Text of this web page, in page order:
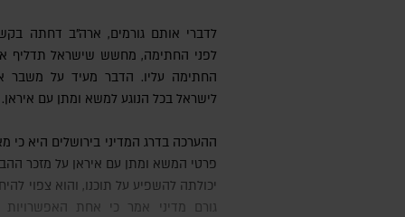
לדברי אותם גורמים, ארה"ב דחתה
לפני החתימה, מחשש שישראל תדליף
החתימה עליו. הדבר מעיד על משבר
לישראל בכל הנוגע למשא ומתן עם איראן.
ההערכה בדרג המדיני בירושלים היא כי מאחר שארה"ב הסתירה מישראל את
פרטי המשא ומתן עם איראן על מזכר
יכולתה להשפיע על תוכנו, והוא צפוי
גורם מדיני אמר כי אחת